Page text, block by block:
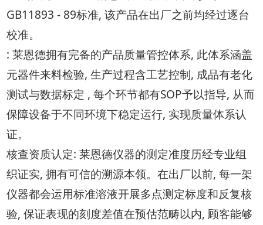
GB11893 - 89标准, 该产品在出厂之前均经过逐台
校准。
: 莱恩德拥有完备的产品质量管控体系, 此体系涵盖
元器件来料检验, 生产过程含工艺控制, 成品有老化
测试与数据标定 , 每个环节都有SOP予以指导, 从而
保障设备于不同环境下稳定运行, 实现质量体系认
证。
核查资质认定: 莱恩德仪器的测定准度历经专业组
织证实, 拥有可信的溯源本领。在出厂以前, 每一架
仪器都会运用标准溶液开展多点测定标度和反复核
验, 保证表现的刻度差值在预估范畴以内, 顾客能够